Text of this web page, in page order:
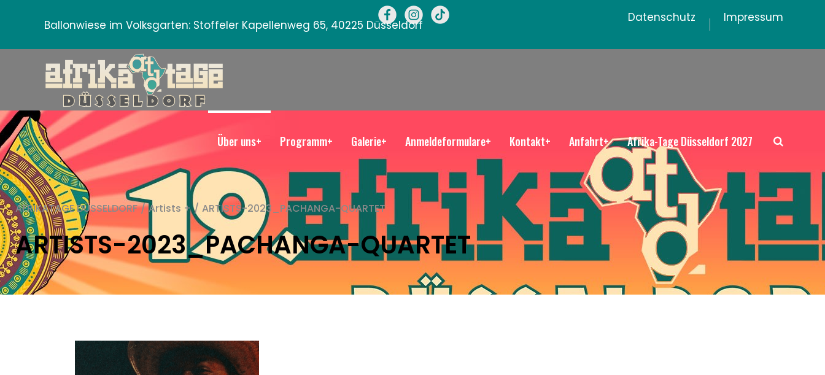
Ballonwiese im Volksgarten: Stoffeler Kapellenweg 65, 40225 Düsseldorf
Datenschutz Impressum
Über uns+ Programm+ Galerie+ Anmeldeformulare+ Kontakt+ Anfahrt+ Afrika-Tage Düsseldorf 2027
AFRIKATAGE DÜSSELDORF / Artists + / ARTISTS-2023_PACHANGA-QUARTET
ARTISTS-2023_PACHANGA-QUARTET